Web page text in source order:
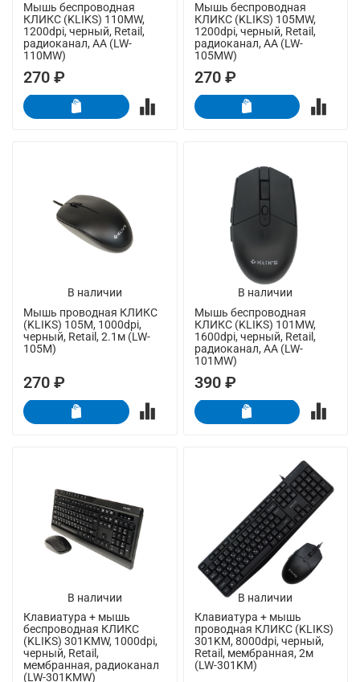
Мышь беспроводная
КЛИКС (KLIKS) 110MW,
1200dpi, черный, Retail,
радиоканал, AA (LW-
110MW)
270 ₽
Мышь беспроводная
КЛИКС (KLIKS) 105MW,
1200dpi, черный, Retail,
радиоканал, AA (LW-
105MW)
270 ₽
В наличии
Мышь проводная КЛИКС
(KLIKS) 105M, 1000dpi,
черный, Retail, 2.1м (LW-
105M)
270 ₽
В наличии
Мышь беспроводная
КЛИКС (KLIKS) 101MW,
1600dpi, черный, Retail,
радиоканал, AA (LW-
101MW)
390 ₽
В наличии
Клавиатура + мышь
беспроводная КЛИКС
(KLIKS) 301KMW, 1000dpi,
черный, Retail,
мембранная, радиоканал
(LW-301KMW)
В наличии
Клавиатура + мышь
проводная КЛИКС (KLIKS)
301KM, 8000dpi, черный,
Retail, мембранная, 2м
(LW-301KM)